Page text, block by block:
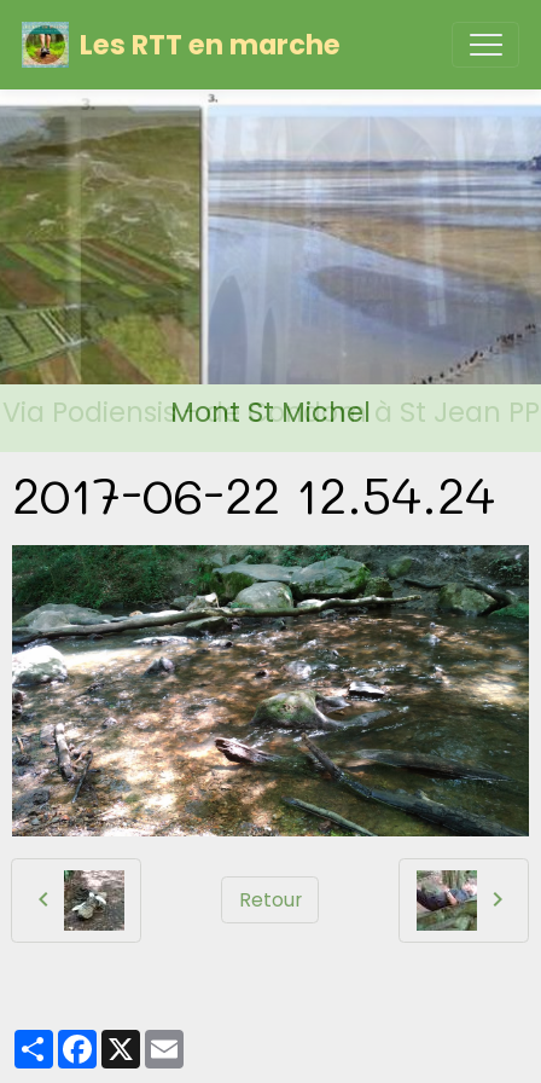
Les RTT en marche
Mont St Michel
Via Podiensis - de Condom à St Jean PP
2017-06-22 12.54.24
Retour
PartagerFacebook
X